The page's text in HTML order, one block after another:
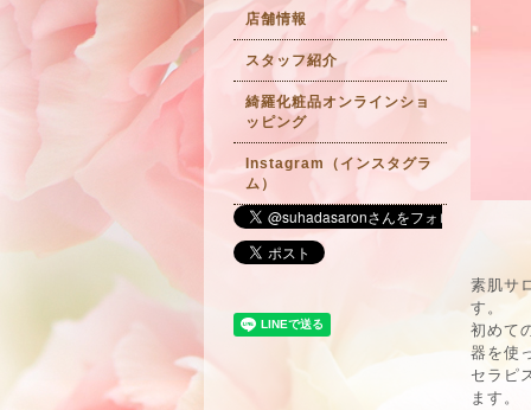
素肌サ
す。
初めて
器を使
セラピ
ます。
店舗情報
スタッフ紹介
綺羅化粧品オンラインショ
ッピング
Instagram（インスタグラ
ム）